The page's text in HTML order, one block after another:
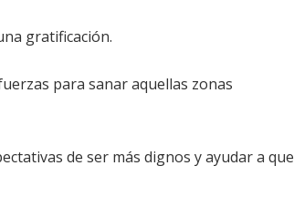
gratificación.
para sanar aquellas zonas
de ser más dignos y ayudar a que